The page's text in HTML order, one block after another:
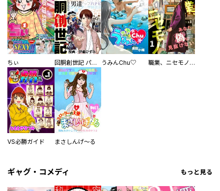
ちぃ 回胴創世記 パチスロを創った男達 うみんChu♡ 職業、ニセモノ～あなたに偽は見抜けない【電子単行本版】
VS必勝ガイド まさしんげ～る
ギャグ・コメディ もっと見る